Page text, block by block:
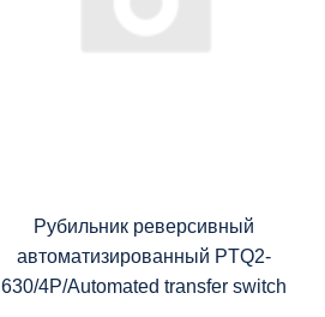
Рубильник реверсивный
автоматизированный PTQ2-
630/4P/Automated transfer switch